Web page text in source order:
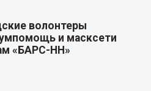
волонтеры
и масксети
«БАРС-НН»